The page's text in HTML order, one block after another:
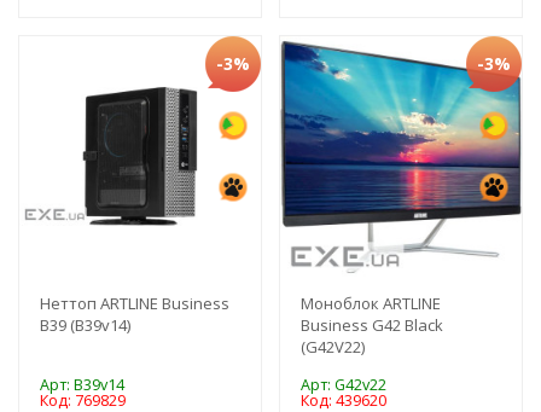
-3%
Неттоп ARTLINE Business
B39 (B39v14)
Арт: B39v14
Код: 769829
-3%
Моноблок ARTLINE
Business G42 Black
(G42V22)
Арт: G42v22
Код: 439620